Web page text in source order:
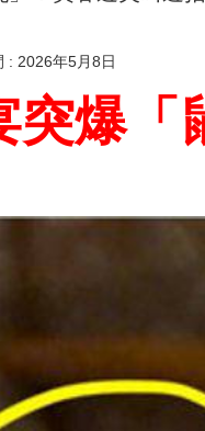
2026年5月8日
突爆「